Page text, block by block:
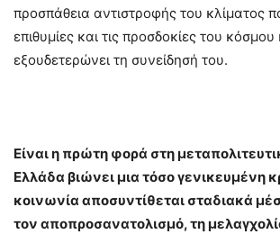
προσπάθεια αντιστροφής του κλίματος
επιθυμίες και τις προσδοκίες του κόσμου
εξουδετερώνει τη συνείδησή του.
Είναι η πρώτη φορά στη
Ελλάδα βιώνει μια τόσο γενικευμένη
κοινωνία αποσυντίθεται σταδιακά
τον αποπροσανατολισμό, τη